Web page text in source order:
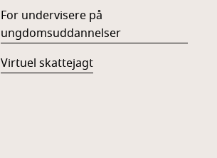
For undervisere på
ungdomsuddannelser
Virtuel skattejagt